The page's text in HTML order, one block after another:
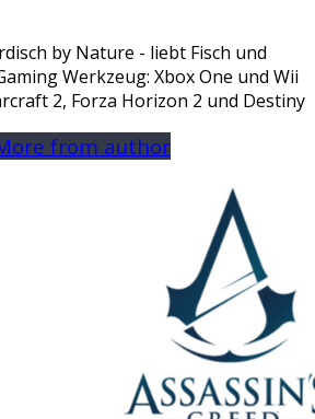
by Nature - liebt Fisch und
Werkzeug: Xbox One und Wii
2, Forza Horizon 2 und Destiny
from author